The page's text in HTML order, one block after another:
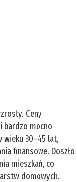
Ceny
bardzo mocno
wieku 30–45 lat,
finansowe. Doszło
mieszkań, co
domowych.